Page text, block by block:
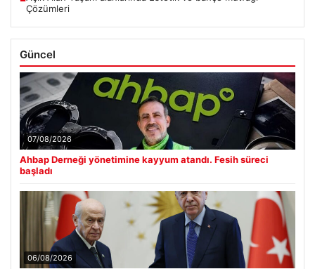
Çözümleri
Güncel
07/08/2026
Ahbap Derneği yönetimine kayyum atandı. Fesih süreci
başladı
06/08/2026